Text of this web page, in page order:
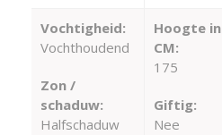
Vochtigheid:
Vochthoudend
Zon /
schaduw:
Halfschaduw
Hoogte in
CM:
175
Giftig:
Nee